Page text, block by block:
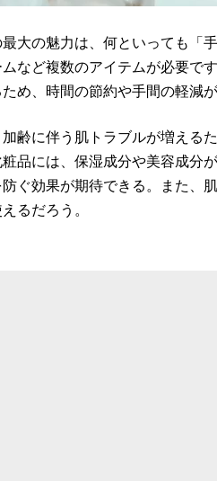
大の魅力は、何といっても「
など複数のアイテムが必要で
め、時間の節約や手間の軽減が
齢に伴う肌トラブルが増える
品には、保湿成分や美容成分
ぐ効果が期待できる。また、
るだろう。